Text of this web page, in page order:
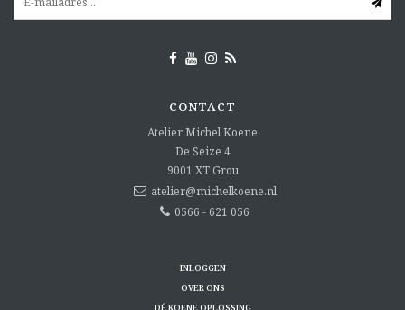
CONTACT
Atelier Michel Koene
De Seize 4
9001 XT Grou
atelier@michelkoene.nl
0566 - 621 056
INLOGGEN
OVER ONS
DÉ KOENE OPLOSSING